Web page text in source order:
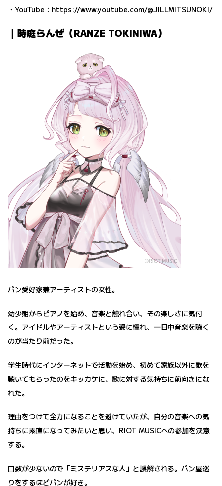
・YouTube： https://www.youtube.com/@JILLMITSUNOKI/
｜時庭らんぜ（RANZE TOKINIWA）
パン愛好家兼アーティストの女性。
幼少期からピアノを始め、音楽と触れ合い、その楽しさに気付
く。アイドルやアーティストという姿に憧れ、一日中音楽を聴く
のが当たり前だった。
学生時代にインターネットで活動を始め、初めて家族以外に歌を
聴いてもらったのをキッカケに、歌に対する気持ちに前向きにな
れた。
理由をつけて全力になることを避けていたが、自分の音楽への気
持ちに素直になってみたいと思い、RIOT MUSICへの参加を決意
する。
口数が少ないので「ミステリアスな人」と誤解される。パン屋巡
りをするほどパンが好き。